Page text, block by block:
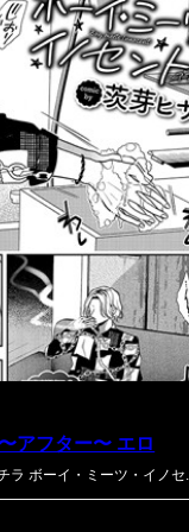
アフター〜 エロ
ラ ボーイ・ミーツ・イノセ